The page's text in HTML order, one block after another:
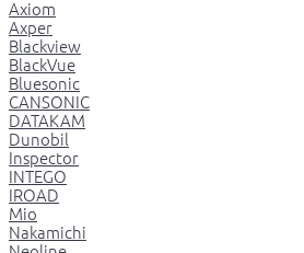
Axiom
Axper
Blackview
BlackVue
Bluesonic
CANSONIC
DATAKAM
Dunobil
Inspector
INTEGO
IROAD
Mio
Nakamichi